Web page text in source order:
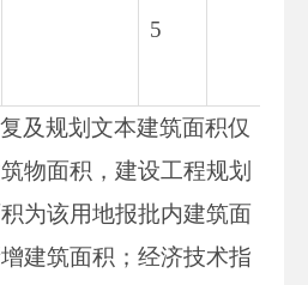
5
及规划文本建筑面积仅
物面积，建设工程规划
为该用地报批内建筑面
建筑面积；经济技术指